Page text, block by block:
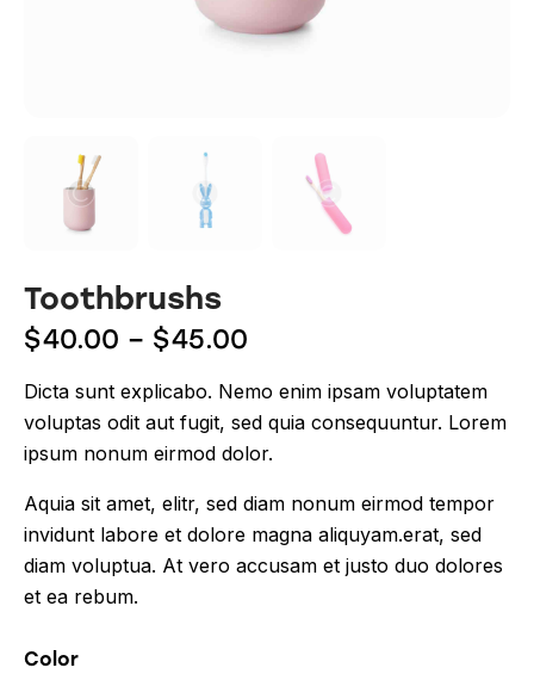
Toothbrushs
$40.00 – $45.00
Dicta sunt explicabo. Nemo enim ipsam voluptatem
voluptas odit aut fugit, sed quia consequuntur. Lorem
ipsum nonum eirmod dolor.
Aquia sit amet, elitr, sed diam nonum eirmod tempor
invidunt labore et dolore magna aliquyam.erat, sed
diam voluptua. At vero accusam et justo duo dolores
et ea rebum.
Color